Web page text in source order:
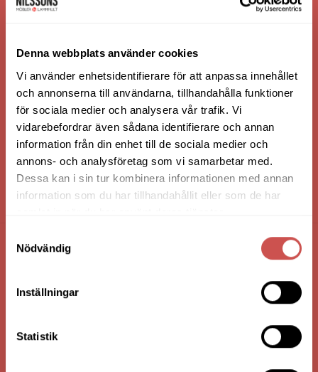
Denna webbplats använder cookies
Vi använder enhetsidentifierare för att anpassa innehållet
och annonserna till användarna, tillhandahålla funktioner
för sociala medier och analysera vår trafik. Vi
vidarebefordrar även sådana identifierare och annan
information från din enhet till de sociala medier och
annons- och analysföretag som vi samarbetar med.
Dessa kan i sin tur kombinera informationen med annan
information som du har tillhandahållit eller som de har
Nödvändig
Inställningar
Statistik
HANDLA VIA: BUTIK - WEBBSHOP - TELEFON
FÖRETAGSUPPGIFTER
Nilssons Möbler i Lammhult
Org. Nummer: 556062-1780